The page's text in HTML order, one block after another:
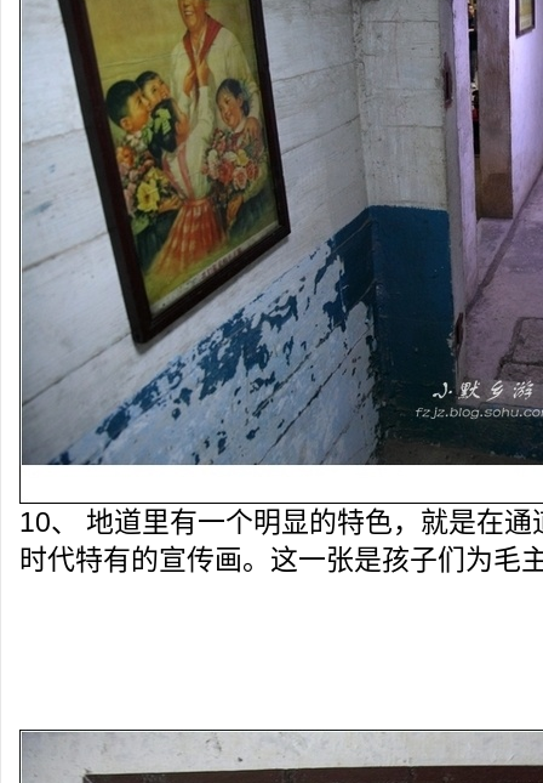
10、 地道里有一个明显的特色，就是在
时代特有的宣传画。这一张是孩子们为毛